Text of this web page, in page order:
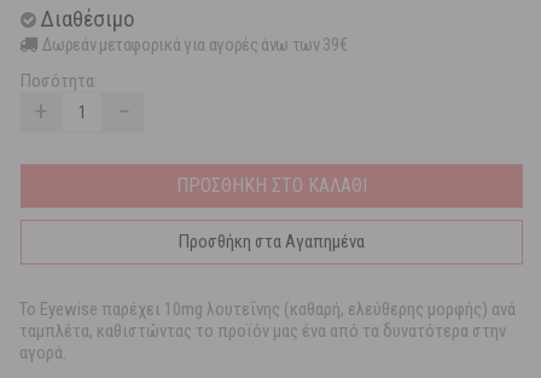
Διαθέσιμο
Δωρεάν μεταφορικά για αγορές άνω των 39€
Ποσότητα:
+ −
ΠΡΟΣΘΗΚΗ ΣΤΟ ΚΑΛΑΘΙ
Προσθήκη στα Αγαπημένα
Το Eyewise παρέχει 10mg λουτεΐνης (καθαρή, ελεύθερης μορφής) ανά
ταμπλέτα, καθιστώντας το προϊόν μας ένα από τα δυνατότερα στην
αγορά.